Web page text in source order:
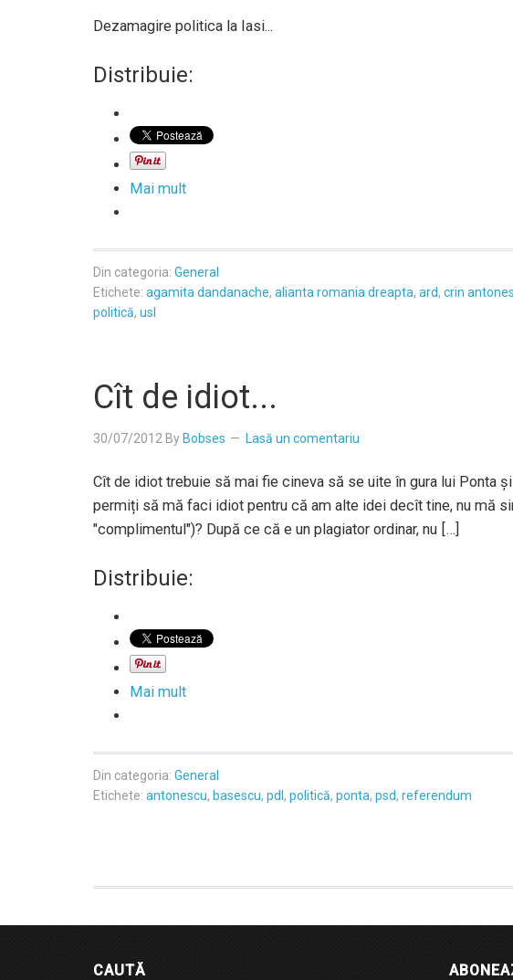
Dezamagire politica la Iasi...
Distribuie:
Mai mult
Din categoria: General
Etichete: agamita dandanache, alianta romania dreapta, ard, crin
politică, usl
Cît de idiot...
30/07/2012 By Bobses Lasă un comentariu
Cît de idiot trebuie să mai fie cineva să se uite în gura lui Ponta
permiți să mă faci idiot pentru că am alte idei decît tine, nu mă
"complimentul")? După ce că e un plagiator ordinar, nu […]
Distribuie:
Mai mult
Din categoria: General
Etichete: antonescu, basescu, pdl , politică, ponta, psd, referendum
CAUTĂ